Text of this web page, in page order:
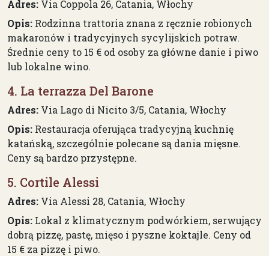
Adres: Via Coppola 26, Catania, Włochy
Opis: Rodzinna trattoria znana z ręcznie robionych
makaronów i tradycyjnych sycylijskich potraw.
Średnie ceny to 15 € od osoby za główne danie i piwo
lub lokalne wino.
4. La terrazza Del Barone
Adres: Via Lago di Nicito 3/5, Catania, Włochy
Opis: Restauracja oferująca tradycyjną kuchnię
katańską, szczególnie polecane są dania mięsne.
Ceny są bardzo przystępne.
5. Cortile Alessi
Adres: Via Alessi 28, Catania, Włochy
Opis: Lokal z klimatycznym podwórkiem, serwujący
dobrą pizzę, pastę, mięso i pyszne koktajle. Ceny od
15 € za pizzę i piwo.